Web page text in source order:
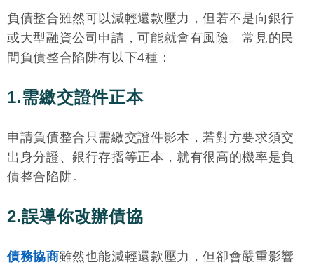
負債整合雖然可以減輕還款壓力，但若不是向銀行
或大型融資公司申請，可能就會有風險。常見的民
間負債整合陷阱有以下4種：
1.需繳交證件正本
申請負債整合只需繳交證件影本，若對方要求須交
出身分證、銀行存摺等正本，就有很高的機率是負
債整合陷阱。
2.誤導你改辦債協
債務協商雖然也能減輕還款壓力，但卻會嚴重影響